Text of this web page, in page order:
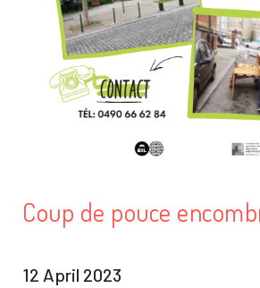
Coup de pouce
12 April 2023